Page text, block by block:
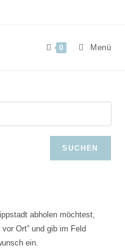
0 Menü
SUCHEN
abholen möchtest,
Ort” und gib im Feld
ein.